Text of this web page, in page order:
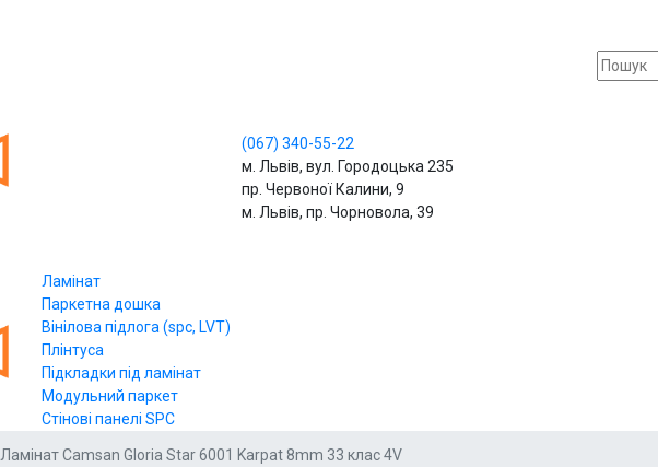
(067) 340-55-22
м. Львів, вул. Городоцька 235
пр. Червоної Калини, 9
м. Львів, пр. Чорновола, 39
Ламінат
Паркетна дошка
Вінілова підлога (spc, LVT)
Плінтуса
Підкладки під ламінат
Модульний паркет
Стінові панелі SPС
Ламінат Camsan Gloria Star 6001 Karpat 8mm 33 клас 4V